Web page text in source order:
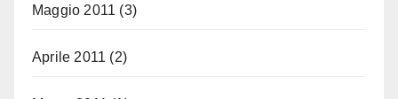
Maggio 2011 (3)
Aprile 2011 (2)